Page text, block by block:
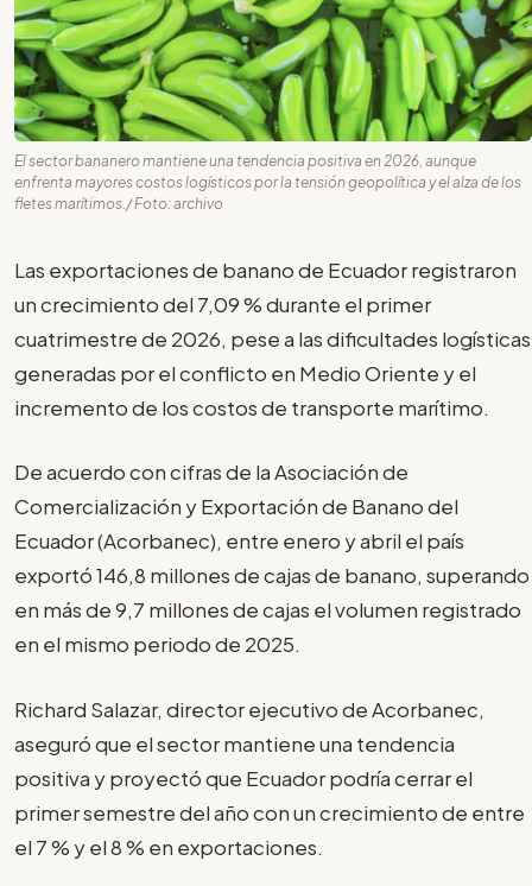
El sector bananero mantiene una tendencia positiva en 2026, aunque
enfrenta mayores costos logísticos por la tensión geopolítica y el alza de los
fletes marítimos./ Foto: archivo
Las exportaciones de banano de Ecuador registraron
un crecimiento del 7,09 % durante el primer
cuatrimestre de 2026, pese a las dificultades logísticas
generadas por el conflicto en Medio Oriente y el
incremento de los costos de transporte marítimo.
De acuerdo con cifras de la Asociación de
Comercialización y Exportación de Banano del
Ecuador (Acorbanec), entre enero y abril el país
exportó 146,8 millones de cajas de banano, superando
en más de 9,7 millones de cajas el volumen registrado
en el mismo periodo de 2025.
Richard Salazar, director ejecutivo de Acorbanec,
aseguró que el sector mantiene una tendencia
positiva y proyectó que Ecuador podría cerrar el
primer semestre del año con un crecimiento de entre
el 7 % y el 8 % en exportaciones.